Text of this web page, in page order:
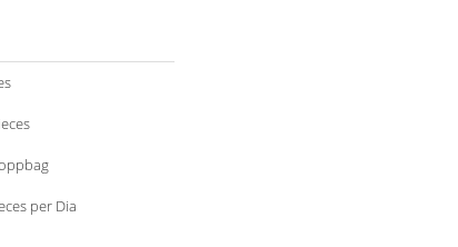
/ Pieces
per Dia